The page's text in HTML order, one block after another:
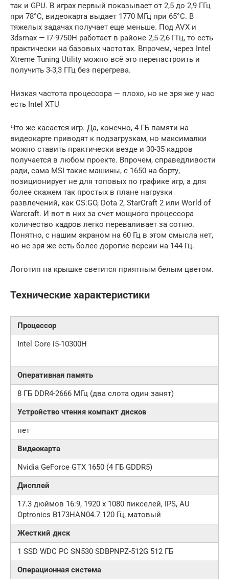
так и GPU. В играх первый показывает от 2,5 до 2,9 ГГц
при 78°С, видеокарта выдает 1770 МГц при 65°С. В
тяжелых задачах получает еще меньше. Под AVX и
3dsmax — i7-9750H работает в районе 2,5-2,6 ГГц, то есть
практически на базовых частотах. Впрочем, через Intel
Xtreme Tuning Utility можно всё это перенастроить и
получить 3-3,3 ГГц без перегрева.
Низкая частота процессора — плохо, но не зря же у нас
есть Intel XTU
Что же касается игр. Да, конечно, 4 ГБ памяти на
видеокарте приводят к подзагрузкам, но максималки
можно ставить практически везде и 30-35 кадров
получается в любом проекте. Впрочем, справедливости
ради, сама MSI такие машины, с 1650 на борту,
позиционирует не для топовых по графике игр, а для
более скажем так простых в плане нагрузки
развлечений, как CS:GO, Dota 2, StarCraft 2 или World of
Warcraft. И вот в них за счет мощного процессора
количество кадров легко переваливает за сотню.
Понятно, с нашим экраном на 60 Гц в этом смысла нет,
но не зря же есть более дорогие версии на 144 Гц.
Логотип на крышке светится приятным белым цветом.
Технические характеристики
Процессор
Intel Core i5-10300H
Оперативная память
8 ГБ DDR4-2666 МГц (два слота один занят)
Устройство чтения компакт дисков
нет
Видеокарта
Nvidia GeForce GTX 1650 (4 ГБ GDDR5)
Дисплей
17.3 дюймов 16:9, 1920 x 1080 пикселей, IPS, AU
Optronics B173HAN04.7 120 Гц, матовый
Жесткий диск
1 SSD WDC PC SN530 SDBPNPZ-512G 512 ГБ
Операционная система